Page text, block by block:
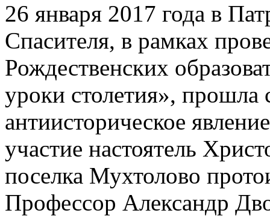
26 января 2017 года в
Спасителя, в рамках
Рождественских
уроки столетия», прошла
антиисторическое
участие настоятель
поселка Мухтолово
Профессор Александр